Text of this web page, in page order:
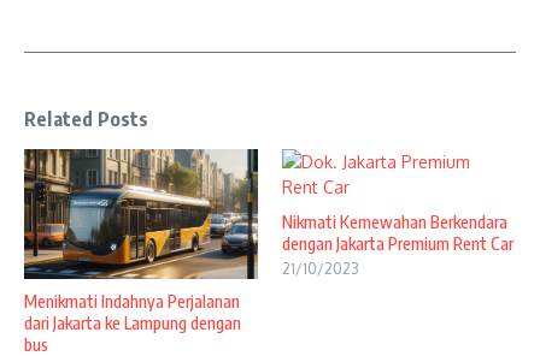
Related Posts
Menikmati Indahnya Perjalanan
dari Jakarta ke Lampung dengan
bus
Nikmati Kemewahan Berkendara
dengan Jakarta Premium Rent Car
21/10/2023